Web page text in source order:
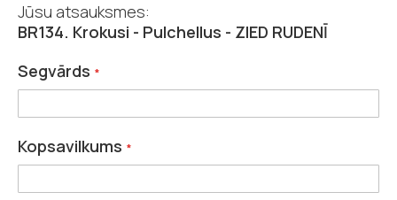
Jūsu atsauksmes:
BR134. Krokusi - Pulchellus - ZIED RUDENĪ
Segvārds
Kopsavilkums